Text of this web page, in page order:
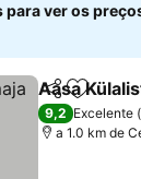
para ver os
Partilhar
Aasa
9,2 Excelente
a 1.0 km de